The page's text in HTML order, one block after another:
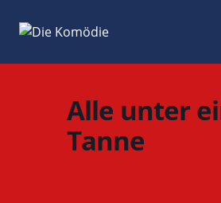
Inhalt
Alle unter
Tanne